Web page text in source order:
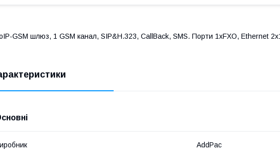
GSM шлюз, 1 GSM канал, SIP&H.323, CallBack, SMS. Порти 1xFXO, Ethernet
AddPac